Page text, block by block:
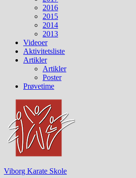
2016
2015
2014
2013
Videoer
Aktivitetsliste
Artikler
Artikler
Poster
Prøvetime
Viborg Karate Skole